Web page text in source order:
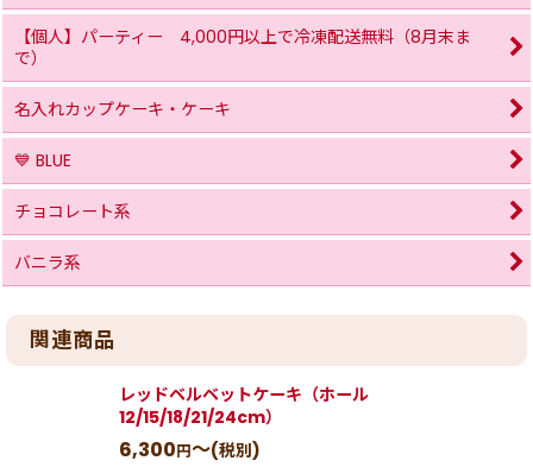
【個人】パーティー 4,000円以上で冷凍配送無料（8月末ま
で）
名入れカップケーキ・ケーキ
💙 BLUE
チョコレート系
バニラ系
関連商品
レッドベルベットケーキ（ホール
12/15/18/21/24cm）
6,300円～(税別)